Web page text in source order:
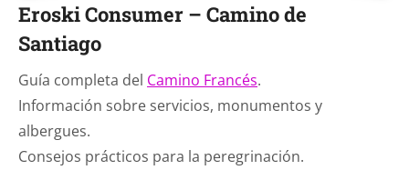
Eroski Consumer – Camino de
Santiago
Guía completa del Camino Francés.
Información sobre servicios, monumentos y
albergues.
Consejos prácticos para la peregrinación.